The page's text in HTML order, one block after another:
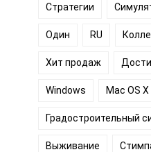
Стратегии
Один RU
Хит продаж
Windows Mac OS X
Градостроительный
Выживание